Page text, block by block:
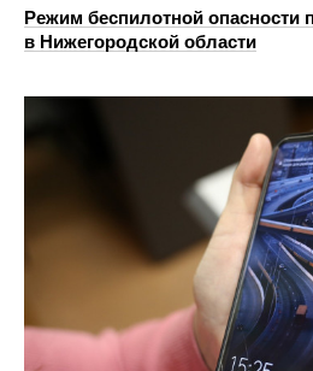
Режим беспилотной опасности
в Нижегородской области